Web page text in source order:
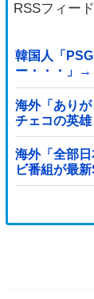
RSSフィー
韓国人「
ー・・・」→
「レギュラ
やっぱり羨ま
海外「あり
チェコの英
海外「全部
ビ番組が最